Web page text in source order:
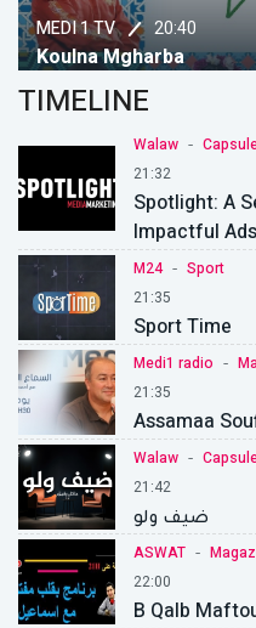
MEDI 1 TV 20:40
Koulna Mgharba
TIMELINE
Walaw -
21:32
Spotlight: A
Impactful Ads
M24- Sport
21:35
Sport Time
Medi1 radio -
21:35
Assamaa
Walaw -
21:42
ضيف ولو
ASWAT -
22:00
B Qalb